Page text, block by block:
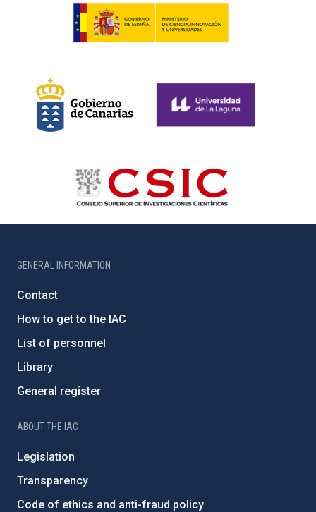
GENERAL INFORMATION
Contact
How to get to the IAC
List of personnel
Library
General register
ABOUT THE IAC
Legislation
Transparency
Code of ethics and anti-fraud policy